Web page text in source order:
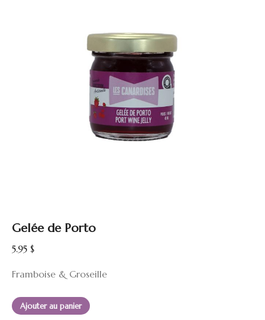
Gelée de Porto
5.95 $
Framboise & Groseille
Ajouter au panier